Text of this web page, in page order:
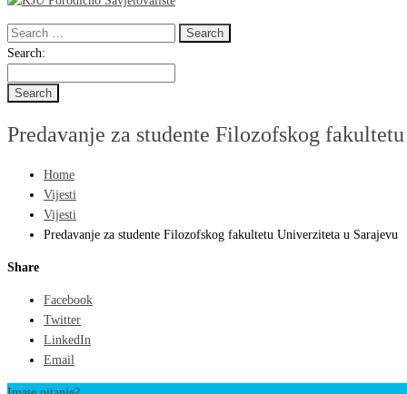
Search
for:
Search
Search:
Predavanje za studente Filozofskog
Home
Vijesti
Vijesti
Predavanje za studente Filozofskog fakultetu Univerziteta u Sarajevu
Share
Facebook
Twitter
LinkedIn
Email